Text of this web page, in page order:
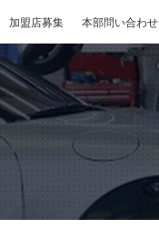
加盟店募集 本部問い合わせ